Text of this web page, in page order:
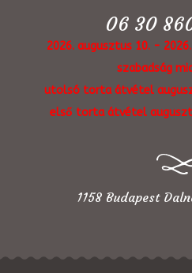
06 30
2026. augusztus 10. -
szabadság
utolsó torta átvétel
első torta átvétel
1158 Budapest